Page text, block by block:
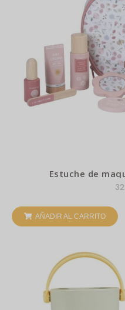
Estuche de
AÑADIR AL CARRITO